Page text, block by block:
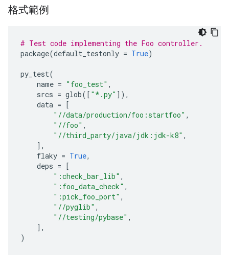
格式範例
# Test code implementing the Foo controller.
package(default_testonly = True)
py_test(
name = "foo_test" ,
srcs = glob([ "*.py" ]),
data = [
"//data/production/foo:startfoo" ,
"//foo" ,
"//third_party/java/jdk:jdk-k8" ,
],
flaky = True,
deps = [
":check_bar_lib" ,
":foo_data_check" ,
":pick_foo_port" ,
"//pyglib" ,
"//testing/pybase" ,
],
)